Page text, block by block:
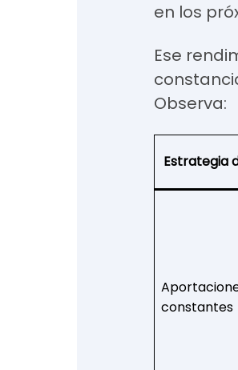
en los
Ese
Observa:
Estrategia
constantes